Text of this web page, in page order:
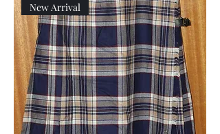
New Arrival